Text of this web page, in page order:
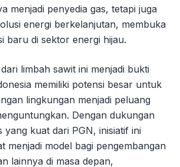
menjadi penyedia gas, tetapi juga
energi berkelanjutan, membuka
baru di sektor energi hijau.
limbah sawit ini menjadi bukti
memiliki potensi besar untuk
lingkungan menjadi peluang
Dengan dukungan
kuat dari PGN, inisiatif ini
menjadi model bagi pengembangan
lainnya di masa depan,